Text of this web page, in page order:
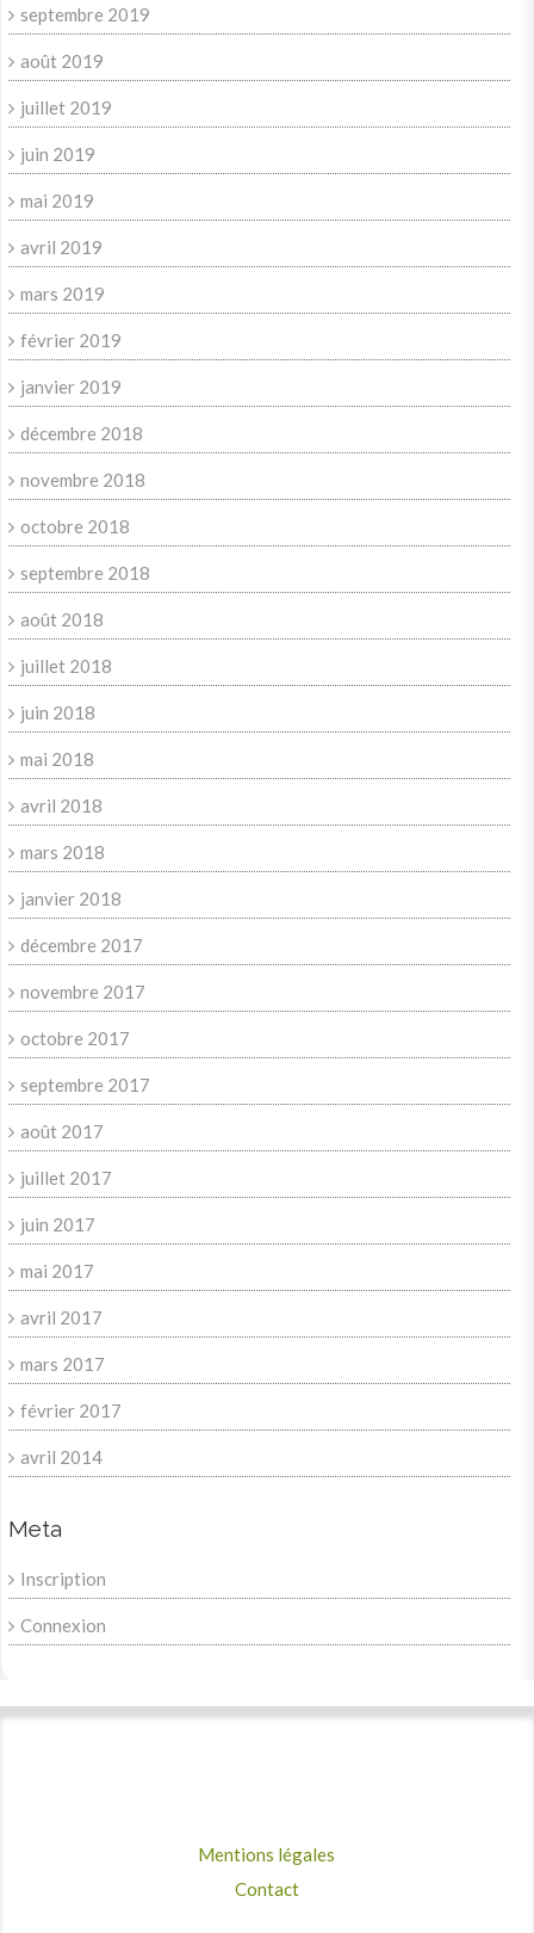
septembre 2019
août 2019
juillet 2019
juin 2019
mai 2019
avril 2019
mars 2019
février 2019
janvier 2019
décembre 2018
novembre 2018
octobre 2018
septembre 2018
août 2018
juillet 2018
juin 2018
mai 2018
avril 2018
mars 2018
janvier 2018
décembre 2017
novembre 2017
octobre 2017
septembre 2017
août 2017
juillet 2017
juin 2017
mai 2017
avril 2017
mars 2017
février 2017
avril 2014
Meta
Inscription
Connexion
Mentions légales
Contact